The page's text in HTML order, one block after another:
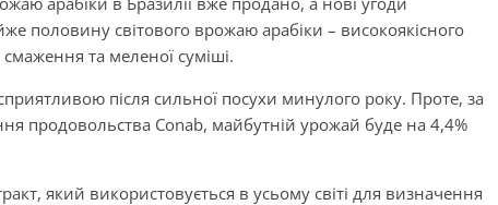
половину світового врожаю арабіки – високоякісного
та меленої суміші.
після сильної посухи минулого року. Проте, за
продовольства Conab, майбутній урожай буде на 4,4%
який використовується в усьому світі для визначення